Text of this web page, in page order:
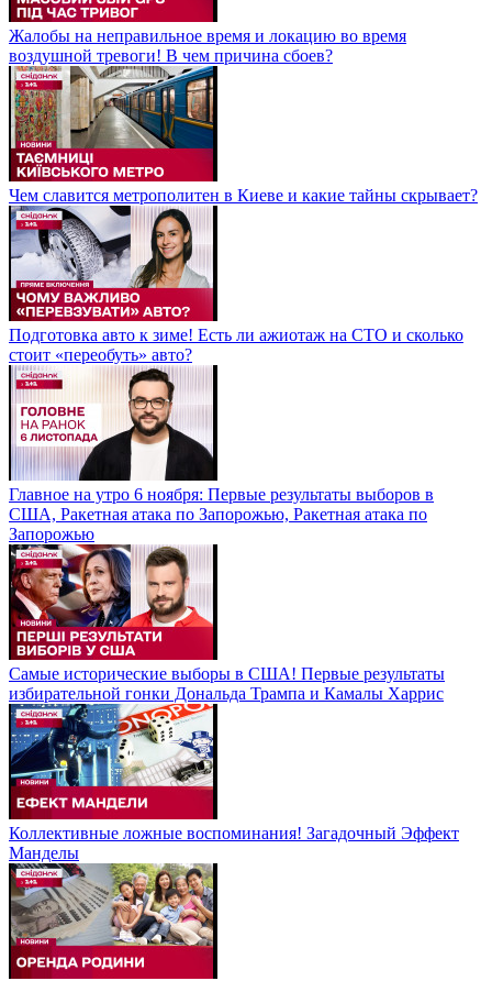
Жалобы на неправильное время и локацию во время
воздушной тревоги! В чем причина сбоев?
Чем славится метрополитен в Киеве и какие тайны скрывает?
Подготовка авто к зиме! Есть ли ажиотаж на СТО и сколько
стоит «переобуть» авто?
Главное на утро 6 ноября: Первые результаты выборов в
США, Ракетная атака по Запорожью, Ракетная атака по
Запорожью
Самые исторические выборы в США! Первые результаты
избирательной гонки Дональда Трампа и Камалы Харрис
Коллективные ложные воспоминания! Загадочный Эффект
Манделы